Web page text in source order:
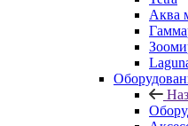
Аква